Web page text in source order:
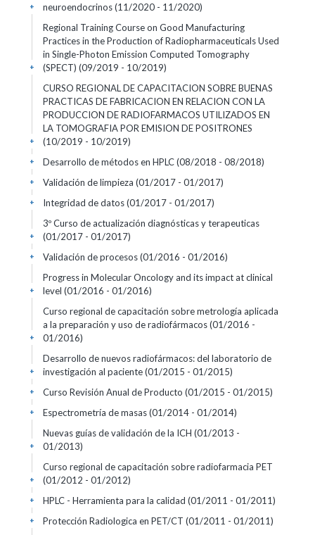
neuroendocrinos(11/2020 - 11/2020)
+
Regional Training Course on Good Manufacturing
Practices in the Production of Radiopharmaceuticals Used
in Single-Photon Emission Computed Tomography
(SPECT) (09/2019 - 10/2019)
+
CURSO REGIONAL DE CAPACITACION SOBRE BUENAS
PRACTICAS DE FABRICACION EN RELACION CON LA
PRODUCCION DE RADIOFARMACOS UTILIZADOS EN
LA TOMOGRAFIA POR EMISION DE POSITRONES
(10/2019 - 10/2019)
+
Desarrollo de métodos en HPLC(08/2018 - 08/2018)
+
Validación de limpieza (01/2017 - 01/2017)
+
Integridad de datos(01/2017 - 01/2017)
+
3º Curso de actualización diagnósticas y terapeuticas
(01/2017 - 01/2017)
+
Validación de procesos(01/2016 - 01/2016)
+
Progress in Molecular Oncology and its impact at clinical
level (01/2016 - 01/2016)
+
Curso regional de capacitación sobre metrología aplicada
a la preparación y uso de radiofármacos(01/2016 -
01/2016)
+
Desarrollo de nuevos radiofármacos: del laboratorio de
investigación al paciente(01/2015 - 01/2015)
+
Curso Revisión Anual de Producto (01/2015 - 01/2015)
+
Espectrometría de masas(01/2014 - 01/2014)
+
Nuevas guías de validación de la ICH (01/2013 -
01/2013)
+
Curso regional de capacitación sobre radiofarmacia PET
(01/2012 - 01/2012)
+
HPLC - Herramienta para la calidad (01/2011 - 01/2011)
+
Protección Radiologica en PET/CT (01/2011 - 01/2011)
+